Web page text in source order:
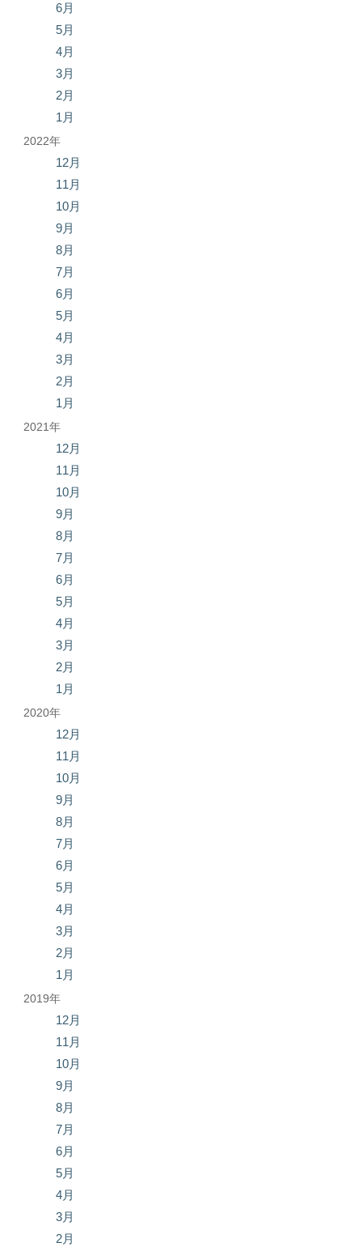
6月
5月
4月
3月
2月
1月
2022年
12月
11月
10月
9月
8月
7月
6月
5月
4月
3月
2月
1月
2021年
12月
11月
10月
9月
8月
7月
6月
5月
4月
3月
2月
1月
2020年
12月
11月
10月
9月
8月
7月
6月
5月
4月
3月
2月
1月
2019年
12月
11月
10月
9月
8月
7月
6月
5月
4月
3月
2月